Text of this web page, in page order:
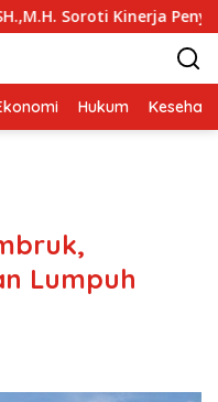
Penyidik Polsek Suli
Hukum
Lumpuh